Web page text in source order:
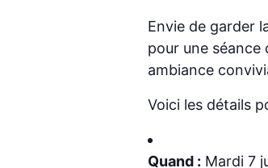
Envie de garder
pour une séance
ambiance
Voici les détails
Quand : Mardi 7